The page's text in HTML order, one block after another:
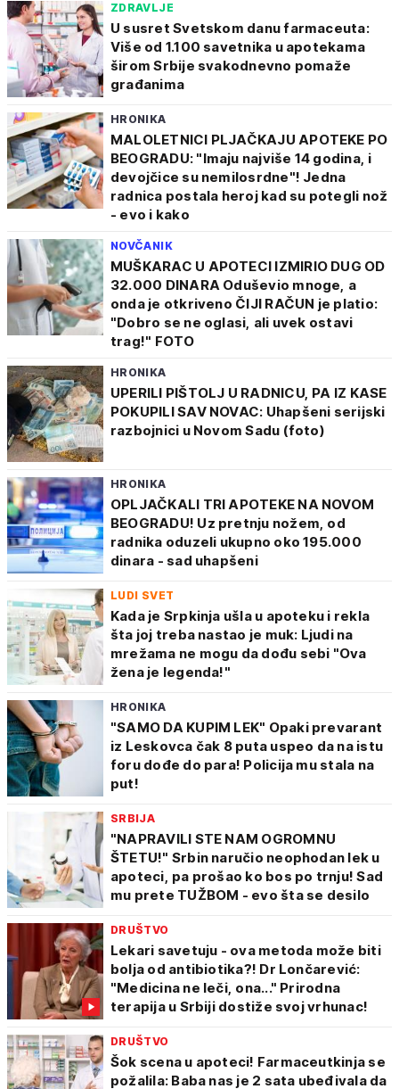
ZDRAVLJE
U susret Svetskom danu farmaceuta:
Više od 1.100 savetnika u apotekama
širom Srbije svakodnevno pomaže
građanima
HRONIKA
MALOLETNICI PLJAČKAJU APOTEKE PO
BEOGRADU: "Imaju najviše 14 godina, i
devojčice su nemilosrdne"! Jedna
radnica postala heroj kad su potegli nož
- evo i kako
NOVČANIK
MUŠKARAC U APOTECI IZMIRIO DUG OD
32.000 DINARA Oduševio mnoge, a
onda je otkriveno ČIJI RAČUN je platio:
"Dobro se ne oglasi, ali uvek ostavi
trag!" FOTO
HRONIKA
UPERILI PIŠTOLJ U RADNICU, PA IZ KASE
POKUPILI SAV NOVAC: Uhapšeni serijski
razbojnici u Novom Sadu (foto)
HRONIKA
OPLJAČKALI TRI APOTEKE NA NOVOM
BEOGRADU! Uz pretnju nožem, od
radnika oduzeli ukupno oko 195.000
dinara - sad uhapšeni
LUDI SVET
Kada je Srpkinja ušla u apoteku i rekla
šta joj treba nastao je muk: Ljudi na
mrežama ne mogu da dođu sebi "Ova
žena je legenda!"
HRONIKA
"SAMO DA KUPIM LEK" Opaki prevarant
iz Leskovca čak 8 puta uspeo da na istu
foru dođe do para! Policija mu stala na
put!
SRBIJA
"NAPRAVILI STE NAM OGROMNU
ŠTETU!" Srbin naručio neophodan lek u
apoteci, pa prošao ko bos po trnju! Sad
mu prete TUŽBOM - evo šta se desilo
DRUŠTVO
Lekari savetuju - ova metoda može biti
bolja od antibiotika?! Dr Lončarević:
"Medicina ne leči, ona..." Prirodna
terapija u Srbiji dostiže svoj vrhunac!
DRUŠTVO
Šok scena u apoteci! Farmaceutkinja se
požalila: Baba nas je 2 sata ubeđivala da